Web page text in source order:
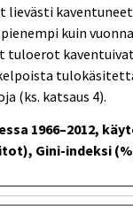
lievästi
kuin vuonna
tuloerot
(ks. katsaus 4).
1966–2012,
Gini-indeksi